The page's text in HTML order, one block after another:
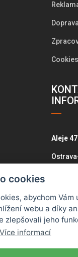
Cookies
Aleje
cookies
abychom Vám
webu a díky
zlepšovali jeho
Více informací